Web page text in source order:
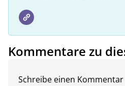
Kommentare zu
Schreibe einen Kommentar